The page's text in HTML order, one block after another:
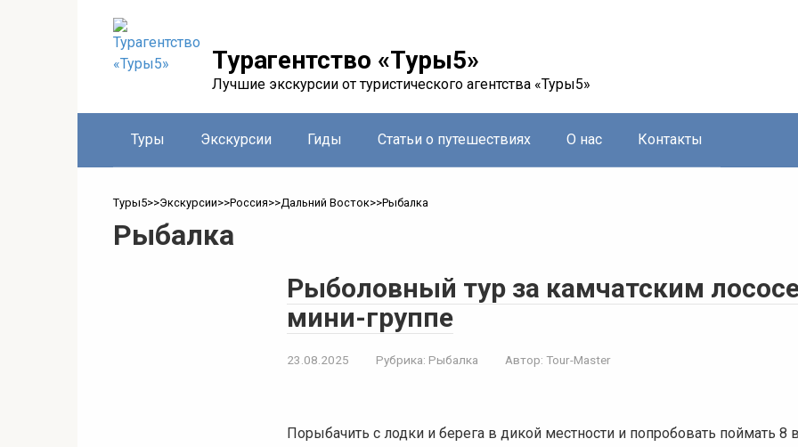
Турагентство «Туры5»
Лучшие экскурсии от туристического агентства «Туры5»
Туры Экскурсии Гиды Статьи о путешествиях О нас Контакты
Туры5>>Экскурсии>>Россия>>Дальний Восток>>Рыбалка
Рыбалка
Рыболовный тур за камчатским
мини-группе
23.08.2025 Рубрика: Рыбалка Автор: Tour-Master
Порыбачить с лодки и берега в дикой местности и попробовать поймать 8